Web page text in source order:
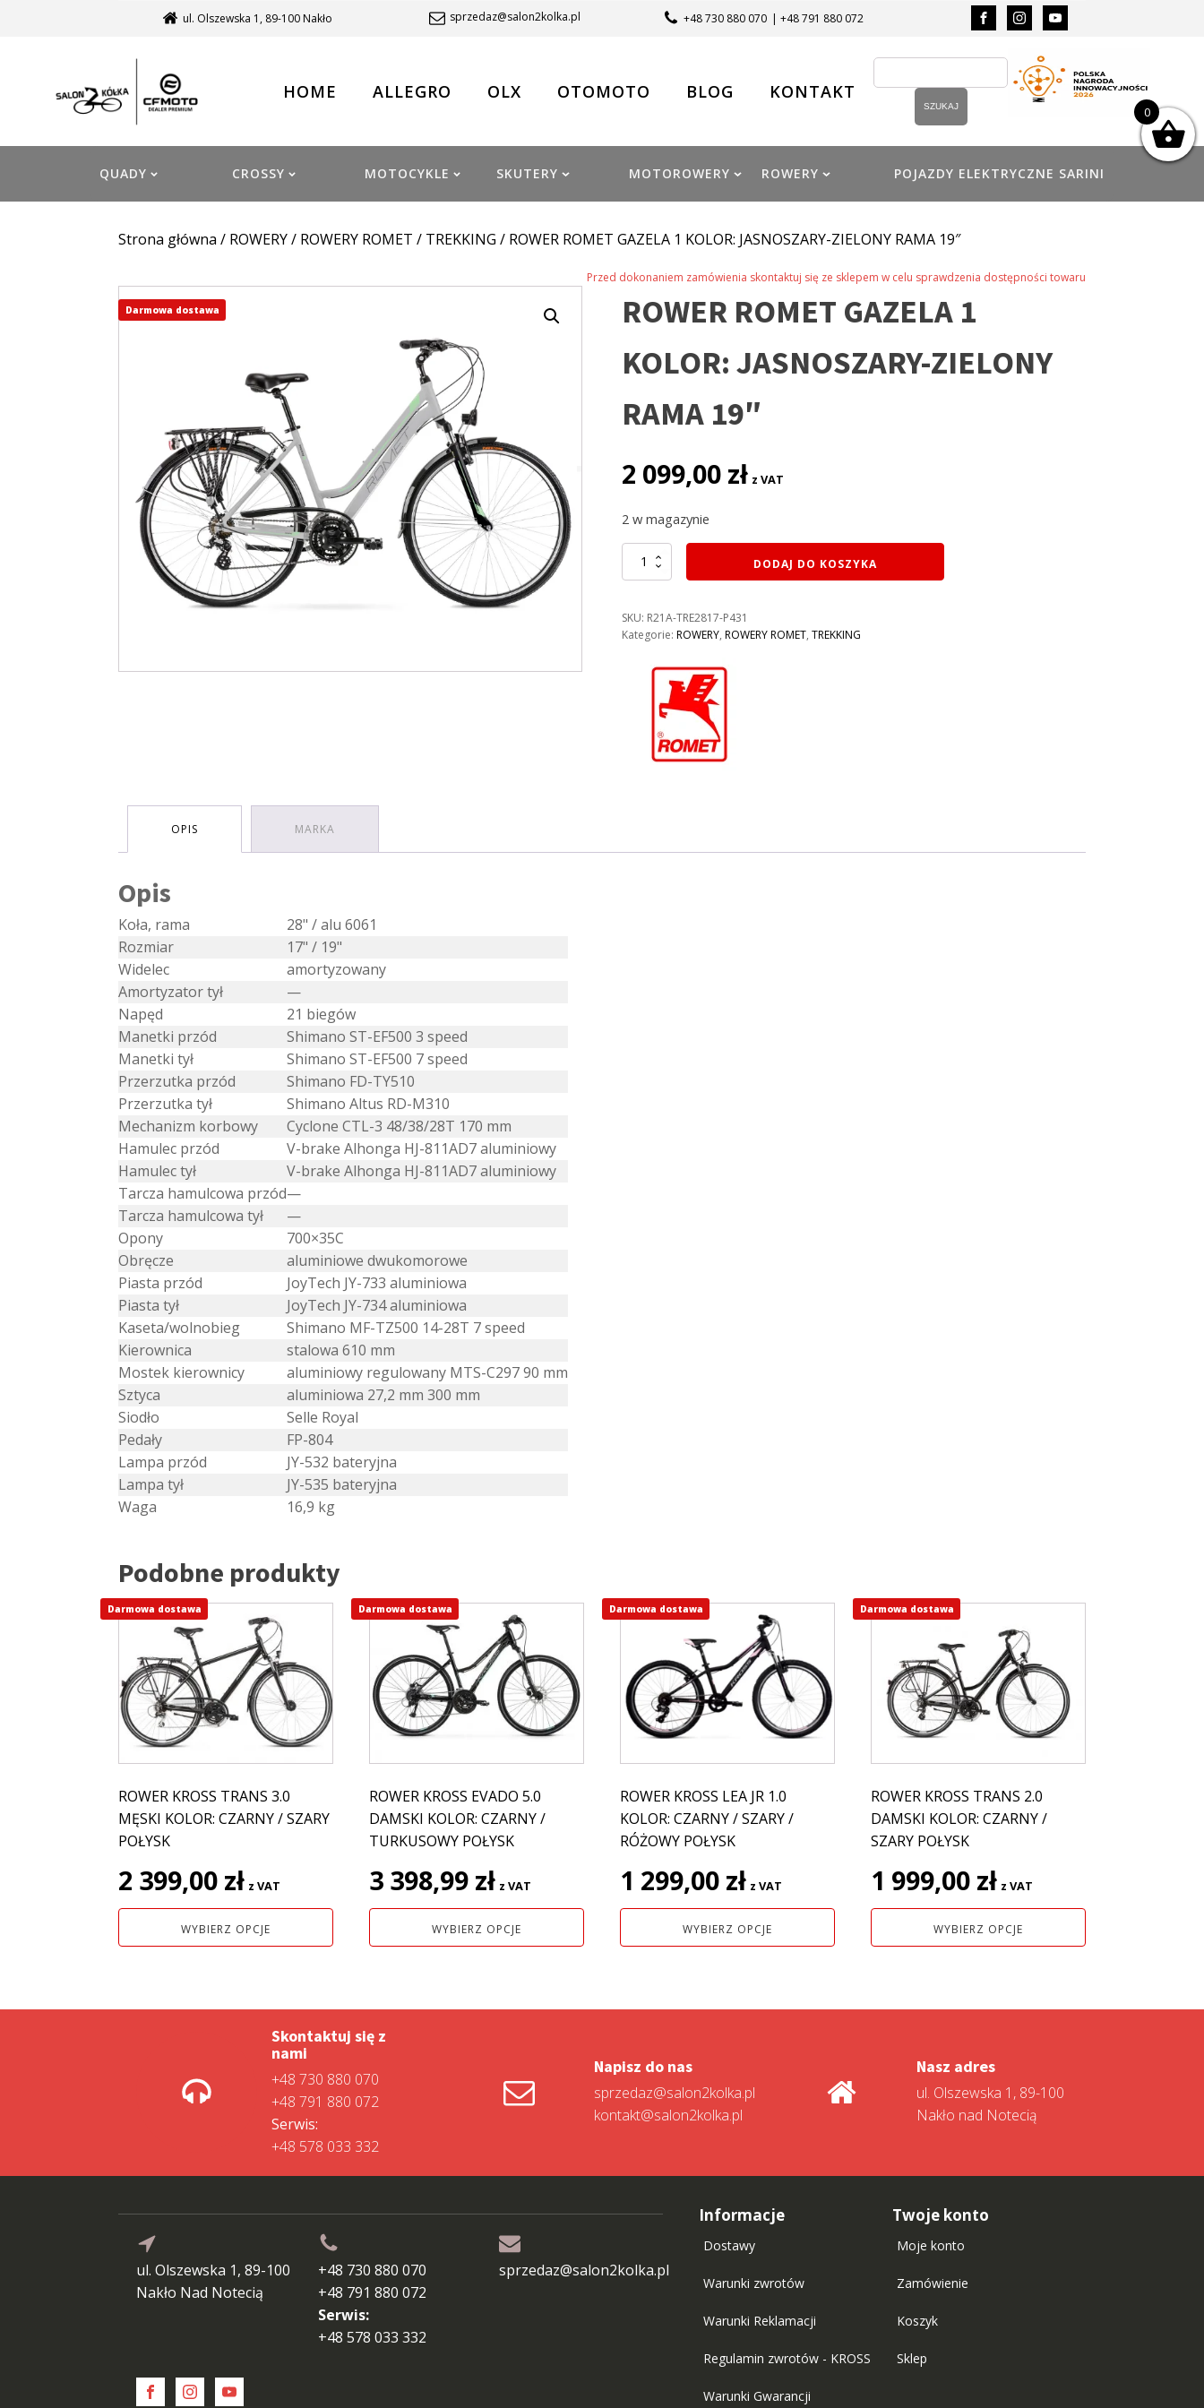
ul. Olszewska 1, 89-100 Nakło sprzedaz@salon2kolka.pl +48 730 880 070 | +48 791 880 072
HOME ALLEGRO OLX OTOMOTO BLOG KONTAKT
QUADY CROSSY MOTOCYKLE SKUTERY MOTOROWERY ROWERY POJAZDY ELEKTRYCZNE SARINI
Strona główna / ROWERY/ ROWERY ROMET / TREKKING / ROWER ROMET GAZELA 1 KOLOR: JASNOSZARY-ZIELONY RAMA 19″
Przed dokonaniem zamówienia skontaktuj się ze sklepem w celu sprawdzenia dostępności towaru
ROWER ROMET GAZELA 1
KOLOR: JASNOSZARY-ZIELONY
RAMA 19″
2 099,00 zł z VAT
2 w magazynie
ilość
ROWER
1
KOLOR:
DODAJ DO KOSZYKA
SKU: R21A-TRE2817-P431
Kategorie: ROWERY, ROWERY ROMET, TREKKING
Darmowa dostawa
OPIS MARKA
Opis
Koła, rama
28" / alu 6061
Rozmiar
17" / 19"
Widelec
amortyzowany
Amortyzator tył
—
Napęd
21 biegów
Manetki przód
Shimano ST-EF500 3 speed
Manetki tył
Shimano ST-EF500 7 speed
Przerzutka przód
Shimano FD-TY510
Przerzutka tył
Shimano Altus RD-M310
Mechanizm korbowy
Cyclone CTL-3 48/38/28T 170 mm
Hamulec przód
V-brake Alhonga HJ-811AD7 aluminiowy
Hamulec tył
V-brake Alhonga HJ-811AD7 aluminiowy
Tarcza hamulcowa przód—
Tarcza hamulcowa tył
—
Opony
700×35C
Obręcze
aluminiowe dwukomorowe
Piasta przód
JoyTech JY-733 aluminiowa
Piasta tył
JoyTech JY-734 aluminiowa
Kaseta/wolnobieg
Shimano MF-TZ500 14-28T 7 speed
Kierownica
stalowa 610 mm
Mostek kierownicy
aluminiowy regulowany MTS-C297 90 mm
Sztyca
aluminiowa 27,2 mm 300 mm
Siodło
Selle Royal
Pedały
FP-804
Lampa przód
JY-532 bateryjna
Lampa tył
JY-535 bateryjna
Waga
16,9 kg
Podobne produkty
ROWER KROSS TRANS 3.0
MĘSKI KOLOR: CZARNY / SZARY
POŁYSK
2 399,00 zł z VAT
WYBIERZ OPCJE
Ten
ma
wiele
wariantów.
Opcje
można
wybrać
na
stronie
produktu
Darmowa dostawa
ROWER KROSS EVADO 5.0
DAMSKI KOLOR: CZARNY /
TURKUSOWY POŁYSK
3 398,99 zł z VAT
WYBIERZ OPCJE
Ten
wiele
wariantów.
Opcje
wybrać
na
stronie
produktu
Darmowa dostawa
ROWER KROSS LEA JR 1.0
KOLOR: CZARNY / SZARY /
RÓŻOWY POŁYSK
1 299,00 zł z VAT
WYBIERZ OPCJE
Ten
wiele
wariantów.
Opcje
wybrać
na
stronie
produktu
Darmowa dostawa
ROWER KROSS TRANS 2.0
DAMSKI KOLOR: CZARNY /
SZARY POŁYSK
1 999,00 zł z VAT
WYBIERZ OPCJE
Ten
wiele
wariantów.
Opcje
wybrać
na
stronie
produktu
Darmowa dostawa
Skontaktuj się z
nami
+48 730 880 070
+48 791 880 072
Serwis:
+48 578 033 332
Napisz do nas
sprzedaz@salon2kolka.pl
kontakt@salon2kolka.pl
Nasz adres
ul. Olszewska 1, 89-100
Nakło nad Notecią
ul. Olszewska 1, 89-100
Nakło Nad Notecią
+48 730 880 070
+48 791 880 072
Serwis:
+48 578 033 332
sprzedaz@salon2kolka.pl
Informacje
Dostawy
Warunki zwrotów
Warunki Reklamacji
Regulamin zwrotów - KROSS
Warunki Gwarancji
Twoje konto
Moje konto
Zamówienie
Koszyk
Sklep
0